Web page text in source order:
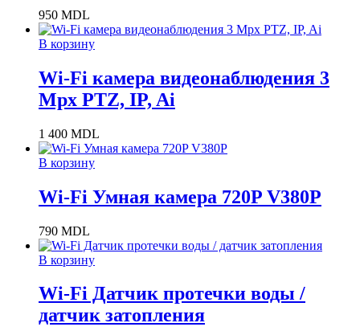
950 MDL
В корзину
Wi-Fi камера видеонаблюдения 3
Mpx PTZ, IP, Ai
1 400 MDL
В корзину
Wi-Fi Умная камера 720P V380P
790 MDL
В корзину
Wi-Fi Датчик протечки воды /
датчик затопления